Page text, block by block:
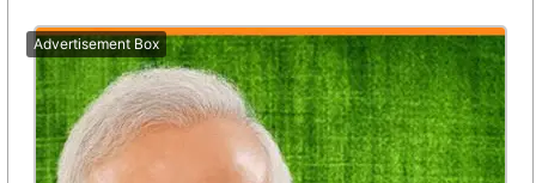
Advertisement Box